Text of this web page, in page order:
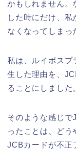
かもしれません。
した時にだけ、私
なくなってしまっ
私は、ルイボスプ
生した理由を、
ることにしました
そのような感じ
ったことは、どう
JCBカードが不正